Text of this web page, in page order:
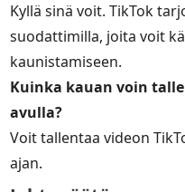
Kyllä sinä voit. TikTok
suodattimilla, joita voit
kaunistamiseen.
Kuinka kauan voin
avulla?
Voit tallentaa videon
ajan.